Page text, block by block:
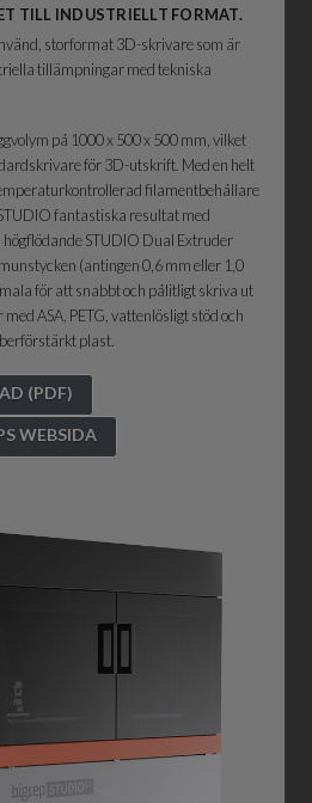
TILL INDUSTRIELLT FORMAT.
storformat 3D-skrivare som är
tillämpningar med tekniska
på 1000 x 500 x 500 mm, vilket
för 3D-utskrift. Med en helt
filamentbehållare
fantastiska resultat med
STUDIO Dual Extruder
(antingen 0,6 mm eller 1,0
för att snabbt och pålitligt skriva ut
ASA, PETG, vattenlösligt stöd och
plast.
(PDF)
WEBSIDA